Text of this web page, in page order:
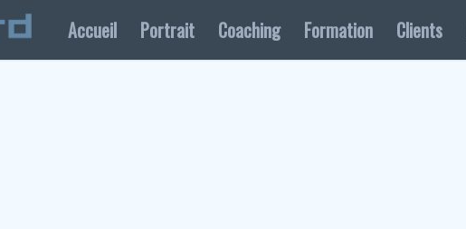
Accueil Portrait Coaching Formation Clients